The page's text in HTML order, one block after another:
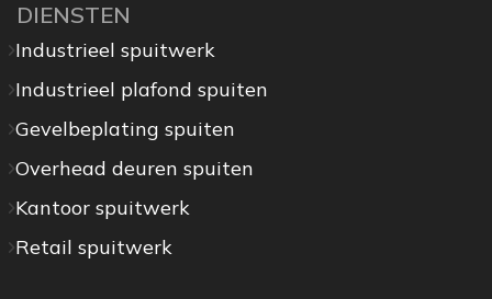
DIENSTEN
Industrieel spuitwerk
Industrieel plafond spuiten
Gevelbeplating spuiten
Overhead deuren spuiten
Kantoor spuitwerk
Retail spuitwerk